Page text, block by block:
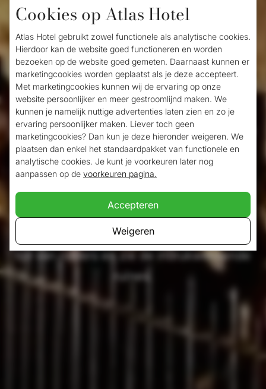
Home / De mysterieuze grotten in Valkenburg
De mysterieuze
grotten in Valkenburg
Wie aan Valkenburg denkt, denkt al snel
aan kilometers lange grotten. De bekendste
grotten in dit Limburgse plaatsje aan de
Geul zijn de Gemeentegrot en
Fluweelengrot. Toch heeft elke grot zijn
eigen pracht en dus ook charme. Bezoek
de grotten in Valkenburg en waan je in de
tijd van ridders en zie de indrukwekkende
ruïnes.
Cookies op Atlas Hotel
Atlas Hotel gebruikt zowel functionele als analytische cookies.
Hierdoor kan de website goed functioneren en worden
bezoeken op de website goed gemeten. Daarnaast kunnen er
marketingcookies worden geplaatst als je deze accepteert.
Met marketingcookies kunnen wij de ervaring op onze
website persoonlijker en meer gestroomlijnd maken. We
kunnen je namelijk nuttige advertenties laten zien en zo je
ervaring persoonlijker maken. Liever toch geen
marketingcookies? Dan kun je deze hieronder weigeren. We
plaatsen dan enkel het standaardpakket van functionele en
analytische cookies. Je kunt je voorkeuren later nog
aanpassen op de voorkeuren pagina.
Accepteren
Weigeren